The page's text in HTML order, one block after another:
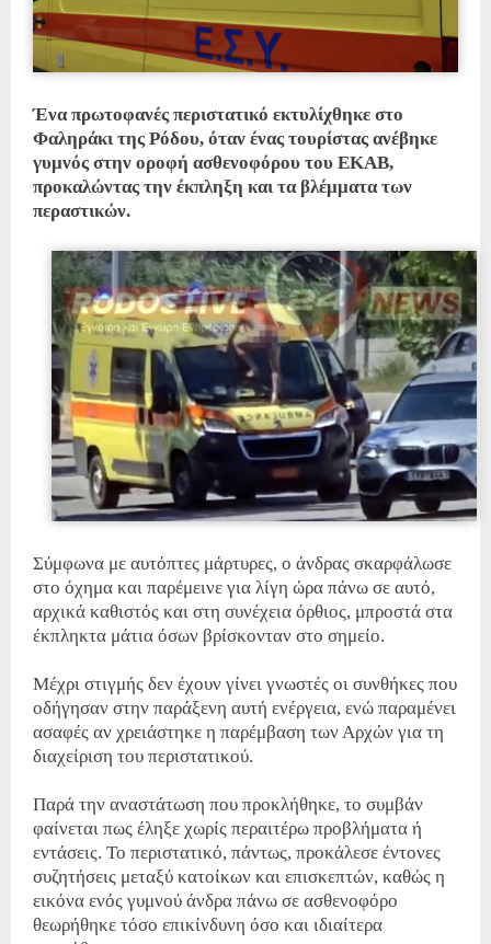
Ένα πρωτοφανές περιστατικό εκτυλίχθηκε στο
Φαληράκι της Ρόδου, όταν ένας τουρίστας ανέβηκε
γυμνός στην οροφή ασθενοφόρου του ΕΚΑΒ,
προκαλώντας την έκπληξη και τα βλέμματα των
περαστικών.
Σύμφωνα με αυτόπτες μάρτυρες, ο άνδρας σκαρφάλωσε
στο όχημα και παρέμεινε για λίγη ώρα πάνω σε αυτό,
αρχικά καθιστός και στη συνέχεια όρθιος, μπροστά στα
έκπληκτα μάτια όσων βρίσκονταν στο σημείο.
Μέχρι στιγμής δεν έχουν γίνει γνωστές οι συνθήκες που
οδήγησαν στην παράξενη αυτή ενέργεια, ενώ παραμένει
ασαφές αν χρειάστηκε η παρέμβαση των Αρχών για τη
διαχείριση του περιστατικού.
Παρά την αναστάτωση που προκλήθηκε, το συμβάν
φαίνεται πως έληξε χωρίς περαιτέρω προβλήματα ή
εντάσεις. Το περιστατικό, πάντως, προκάλεσε έντονες
συζητήσεις μεταξύ κατοίκων και επισκεπτών, καθώς η
εικόνα ενός γυμνού άνδρα πάνω σε ασθενοφόρο
θεωρήθηκε τόσο επικίνδυνη όσο και ιδιαίτερα